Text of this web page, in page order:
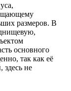
размеров. В
основного
так как её
здесь не